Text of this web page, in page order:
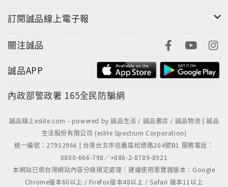
訂閱誠品線上電子報
關注誠品
誠品APP
內政部警政署 165全民防騙網
誠品線上eslite.com - powered by 誠品生活 / 誠品書店 / 誠品物流 | 誠品
生活股份有限公司 (eslite Spectrum Corporation)
統一編號：27952966 | 台灣台北市信義區松德路204號B1 服務電話：
0800-666-798／+886-2-8789-8921
本網站已依台灣網站內容分級規定處理｜建議使用瀏覽器版本：Google
Chrome版本60以上 / Firefox版本48以上 / Safari 版本11以上